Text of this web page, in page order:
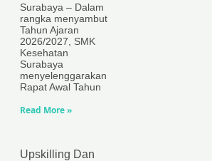
Surabaya – Dalam
rangka menyambut
Tahun Ajaran
2026/2027, SMK
Kesehatan
Surabaya
menyelenggarakan
Rapat Awal Tahun
Read More »
Upskilling Dan